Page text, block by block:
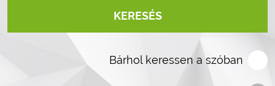
KERESÉS
Bárhol keressen a szóban